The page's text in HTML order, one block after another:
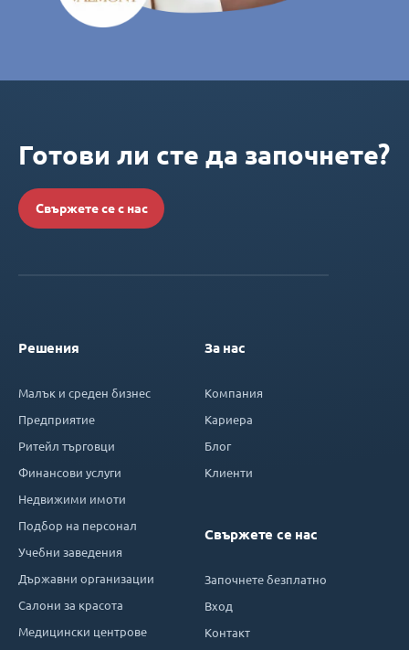
Готови ли сте да започнете?
Свържете се с нас
Решения
Малък и среден бизнес
Предприятие
Ритейл търговци
Финансови услуги
Недвижими имоти
Подбор на персонал
Учебни заведения
Държавни организации
Салони за красота
Медицински центрове
За нас
Компания
Кариера
Блог
Клиенти
Свържете се нас
Започнете безплатно
Вход
Контакт